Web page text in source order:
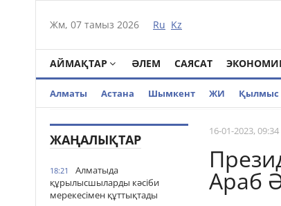
Жм, 07 тамыз 2026 Ru Kz
АЙМАҚТАР ӘЛЕМ САЯСАТ
Алматы Астана Шымкент ЖИ Қылмыс
ЖАҢАЛЫҚТАР
18:21
Алматыда
құрылысшыларды кәсіби
мерекесімен құттықтады
16-01-2023, 09:34
Араб